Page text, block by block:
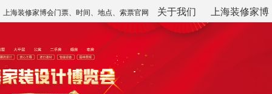
上海装修家博会门票、时间、地点、索票官网 关于我们
上海装修家博